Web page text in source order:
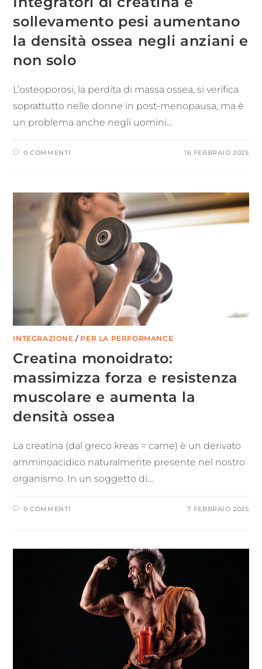
sollevamento pesi aumentano
la densità ossea negli anziani e
non solo
L’osteoporosi, la perdita di massa ossea, si verifica
soprattutto nelle donne in post-menopausa, ma è
un problema anche negli uomini…
0 COMMENTI 16 FEBBRAIO 2025
INTEGRAZIONE / PER LA PERFORMANCE
Creatina monoidrato:
massimizza forza e resistenza
muscolare e aumenta la
densità ossea
La creatina (dal greco kreas = carne) è un derivato
amminoacidico naturalmente presente nel nostro
organismo. In un soggetto di…
0 COMMENTI 7 FEBBRAIO 2025